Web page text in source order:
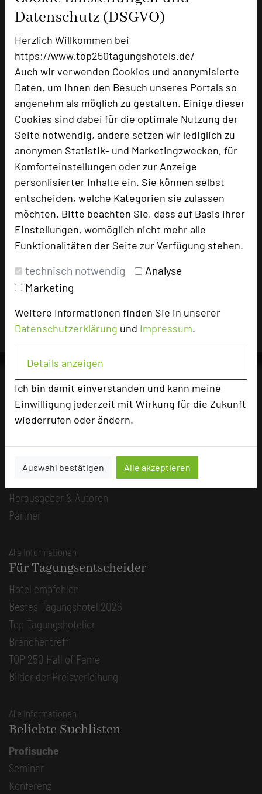
Datenschutz (DSGVO)
Herzlich Willkommen bei
https://www.top250tagungshotels.de/
Auch wir verwenden Cookies und anonymisierte
Daten, um Ihnen den Besuch unseres Portals so
angenehm als möglich zu gestalten. Einige dieser
Cookies sind dabei für die optimale Nutzung der
Seite notwendig, andere setzen wir lediglich zu
anonymen Statistik- und Marketingzwecken, für
Komforteinstellungen oder zur Anzeige
personlisierter Inhalte ein. Sie können selbst
entscheiden, welche Kategorien sie zulassen
möchten. Bitte beachten Sie, dass auf Basis ihrer
Einstellungen, womöglich nicht mehr alle
Funktionalitäten der Seite zur Verfügung stehen.
technisch notwendig
Analyse
Marketing
Weitere Informationen finden Sie in unserer
Datenschutzerklärung und Impressum.
Details anzeigen
Ich bin damit einverstanden und kann meine
Einwilligung jederzeit mit Wirkung für die Zukunft
wiederrufen oder ändern.
Auswahl bestätigen Alle akzeptieren
Zimmer
Doppelzimmer
Besonders geeignet für
Seminar, Event
148 Seiten dieses Hotels wurden in den
vergangenen 30 Tagen auf diesem Portal
aufgerufen.
Impressum zum Hotel
Für die Verwendung der Bilder haben die jeweiligen
Hotels die Nutzungsrechte für dieses Portal eingeräumt
Die Idee
Über uns
Mission
Kategorie
Herausgeber & Autoren
Partner
Alle Informationen
Für Tagungsentscheider
Hotel empfehlen
Bestes Tagungshotel 2026
Top Tagungshotelier
Branchentreff
TOP 250 Hall of Fame
Bilder der Preisverleihung
Alle Informationen
Beliebte Suchlisten
Profisuche
Seminar
Konferenz